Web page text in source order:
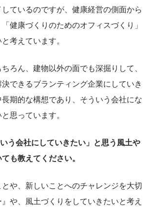
ているのですが、健康経営の側面から
健康づくりのためのオフィスづくり」
考えています。
ろん、建物以外の面でも深掘りして、
できるブランティング企業にしていき
期的な構想であり、そういう会社にな
思っています。
う会社にしていきたい」と思う風土や
も教えてください。
とや、新しいことへのチャレンジを大切
や、風土づくりをしていきたいと考え